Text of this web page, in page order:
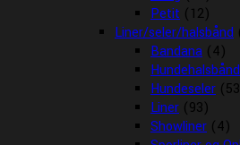
Petit (12)
Liner/seler/halsbånd
Bandana (4)
Hundehalsbånd
Hundeseler
Liner (93)
Showliner (4)